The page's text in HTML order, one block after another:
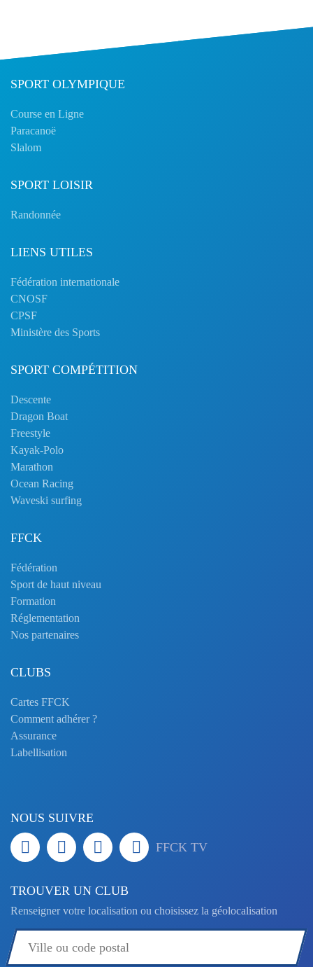
SPORT OLYMPIQUE
Course en Ligne
Paracanoë
Slalom
SPORT LOISIR
Randonnée
LIENS UTILES
Fédération internationale
CNOSF
CPSF
Ministère des Sports
SPORT COMPÉTITION
Descente
Dragon Boat
Freestyle
Kayak-Polo
Marathon
Ocean Racing
Waveski surfing
FFCK
Fédération
Sport de haut niveau
Formation
Réglementation
Nos partenaires
CLUBS
Cartes FFCK
Comment adhérer ?
Assurance
Labellisation
NOUS SUIVRE
FFCK TV
TROUVER UN CLUB
Renseigner votre localisation ou choisissez la géolocalisation